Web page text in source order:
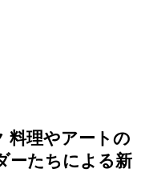
料理やアートの
ーたちによる新